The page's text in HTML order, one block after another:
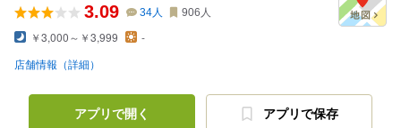
3.09 34人 906 人
￥3,000～￥3,999 -
店舗情報（詳細）
アプリで開く アプリで保存